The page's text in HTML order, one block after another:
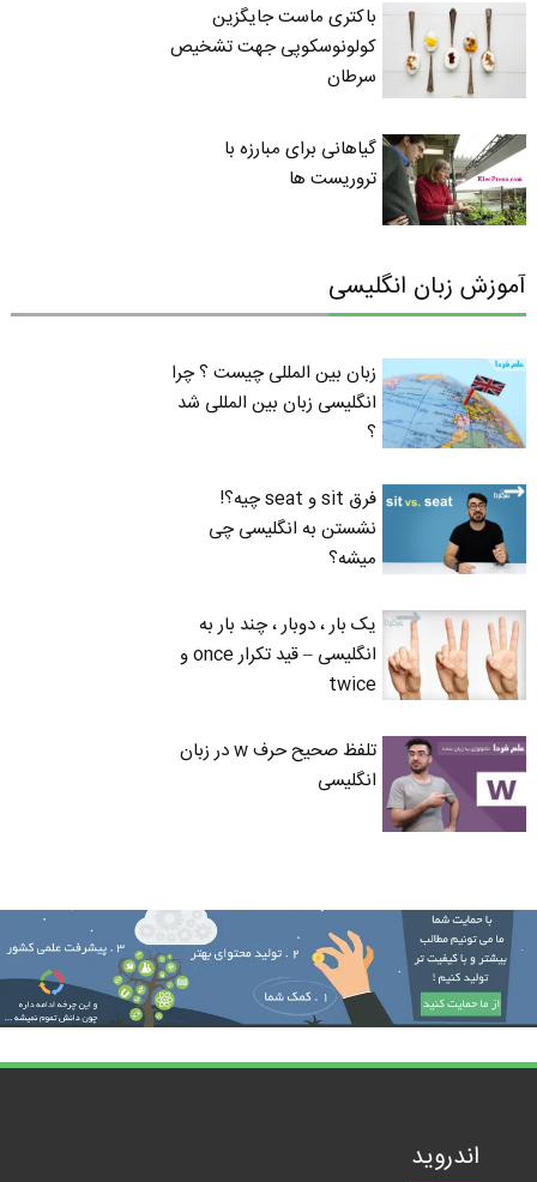
باکتری ماست جایگزین
کولونوسکوپی جهت تشخیص
سرطان
گیاهانی برای مبارزه با
تروریست ها
آموزش زبان انگلیسی
زبان بین المللی چیست ؟ چرا
انگلیسی زبان بین المللی شد
؟
فرق sit و seat چیه؟!
نشستن به انگلیسی چی
میشه؟
یک بار ، دوبار ، چند بار به
انگلیسی – قید تکرار once و
twice
تلفظ صحیح حرف w در زبان
انگلیسی
اندروید